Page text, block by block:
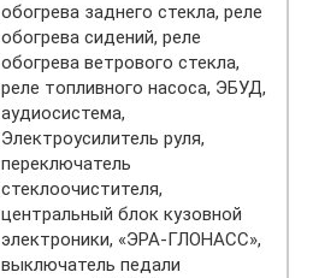
обогрева заднего стекла, реле
обогрева сидений, реле
обогрева ветрового стекла,
реле топливного насоса, ЭБУД,
аудиосистема,
Электроусилитель руля,
переключатель
стеклоочистителя,
центральный блок кузовной
электроники, «ЭРА-ГЛОНАСС»,
выключатель педали